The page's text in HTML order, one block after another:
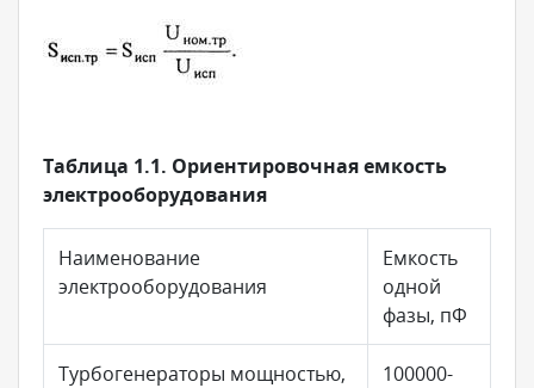
Таблица 1.1. Ориентировочная емкость
электрооборудования
Наименование
электрооборудования
Емкость
одной
фазы, пФ
Турбогенераторы мощностью, 100000-